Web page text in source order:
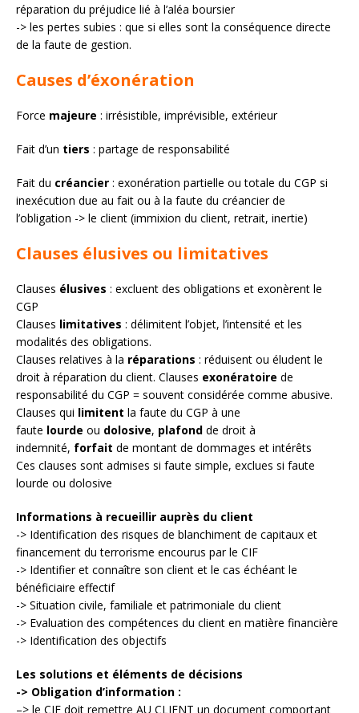
réparation du préjudice lié à l’aléa boursier
-> les pertes subies : que si elles sont la conséquence directe
de la faute de gestion.
Causes d’éxonération
Force majeure : irrésistible, imprévisible, extérieur
Fait d’un tiers : partage de responsabilité
Fait du créancier : exonération partielle ou totale du CGP si
inexécution due au fait ou à la faute du créancier de
l’obligation -> le client (immixion du client, retrait, inertie)
Clauses élusives ou limitatives
Clauses élusives : excluent des obligations et exonèrent le
CGP
Clauses limitatives : délimitent l’objet, l’intensité et les
modalités des obligations.
Clauses relatives à la réparations : réduisent ou éludent le
droit à réparation du client. Clauses exonératoire de
responsabilité du CGP = souvent considérée comme abusive.
Clauses qui limitent la faute du CGP à une
faute lourde ou dolosive, plafond de droit à
indemnité, forfait de montant de dommages et intérêts
Ces clauses sont admises si faute simple, exclues si faute
lourde ou dolosive
Informations à recueillir auprès du client
-> Identification des risques de blanchiment de capitaux et
financement du terrorisme encourus par le CIF
-> Identifier et connaître son client et le cas échéant le
bénéficiaire effectif
-> Situation civile, familiale et patrimoniale du client
-> Evaluation des compétences du client en matière financière
-> Identification des objectifs
Les solutions et éléments de décisions
-> Obligation d’information :
–> le CIF doit remettre AU CLIENT un document comportant